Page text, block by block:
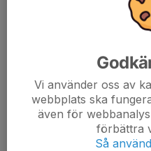
Vi använder oss av
webbplats ska
även för
förbättra
Så